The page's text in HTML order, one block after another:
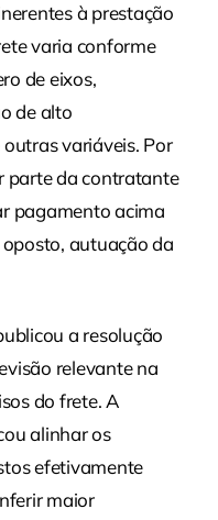
à prestação
varia conforme
de eixos,
de alto
variáveis. Por
parte da contratante
pagamento acima
autuação da
a resolução
relevante na
do frete. A
alinhar os
efetivamente
maior